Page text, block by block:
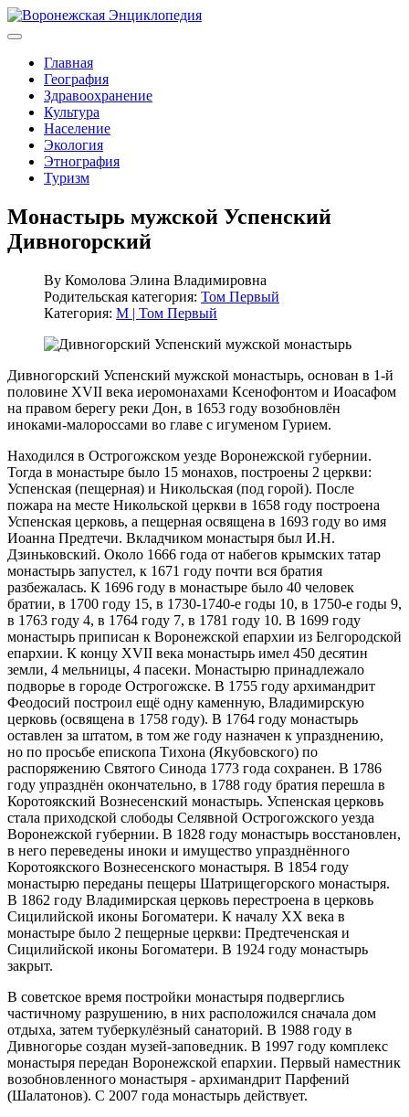
Главная
География
Здравоохранение
Культура
Население
Экология
Этнография
Туризм
Монастырь мужской Успенский
Дивногорский
By Комолова Элина Владимировна
Родительская категория: Том Первый
Категория: М | Том Первый
Дивногорский Успенский мужской монастырь, основан в 1-й
половине XVII века иеромонахами Ксенофонтом и Иоасафом
на правом берегу реки Дон, в 1653 году возобновлён
иноками-малороссами во главе с игуменом Гурием.
Находился в Острогожском уезде Воронежской губернии.
Тогда в монастыре было 15 монахов, построены 2 церкви:
Успенская (пещерная) и Никольская (под горой). После
пожара на месте Никольской церкви в 1658 году построена
Успенская церковь, а пещерная освящена в 1693 году во имя
Иоанна Предтечи. Вкладчиком монастыря был И.Н.
Дзиньковский. Около 1666 года от набегов крымских татар
монастырь запустел, к 1671 году почти вся братия
разбежалась. К 1696 году в монастыре было 40 человек
братии, в 1700 году 15, в 1730-1740-е годы 10, в 1750-е годы 9,
в 1763 году 4, в 1764 году 7, в 1781 году 10. В 1699 году
монастырь приписан к Воронежской епархии из Белгородской
епархии. К концу XVII века монастырь имел 450 десятин
земли, 4 мельницы, 4 пасеки. Монастырю принадлежало
подворье в городе Острогожске. В 1755 году архимандрит
Феодосий построил ещё одну каменную, Владимирскую
церковь (освящена в 1758 году). В 1764 году монастырь
оставлен за штатом, в том же году назначен к упразднению,
но по просьбе епископа Тихона (Якубовского) по
распоряжению Святого Синода 1773 года сохранен. В 1786
году упразднён окончательно, в 1788 году братия перешла в
Коротоякский Вознесенский монастырь. Успенская церковь
стала приходской слободы Селявной Острогожского уезда
Воронежской губернии. В 1828 году монастырь восстановлен,
в него переведены иноки и имущество упразднённого
Коротоякского Вознесенского монастыря. В 1854 году
монастырю переданы пещеры Шатрищегорского монастыря.
В 1862 году Владимирская церковь перестроена в церковь
Сицилийской иконы Богоматери. К началу XX века в
монастыре было 2 пещерные церкви: Предтеченская и
Сицилийской иконы Богоматери. В 1924 году монастырь
закрыт.
В советское время постройки монастыря подверглись
частичному разрушению, в них расположился сначала дом
отдыха, затем туберкулёзный санаторий. В 1988 году в
Дивногорье создан музей-заповедник. В 1997 году комплекс
монастыря передан Воронежской епархии. Первый наместник
возобновленного монастыря - архимандрит Парфений
(Шалатонов). С 2007 года монастырь действует.